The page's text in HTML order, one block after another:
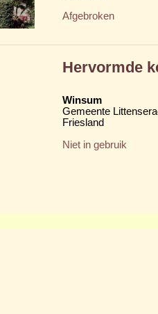
Afgebroken
Hervormde
Winsum
Gemeente
Friesland
Niet in gebruik